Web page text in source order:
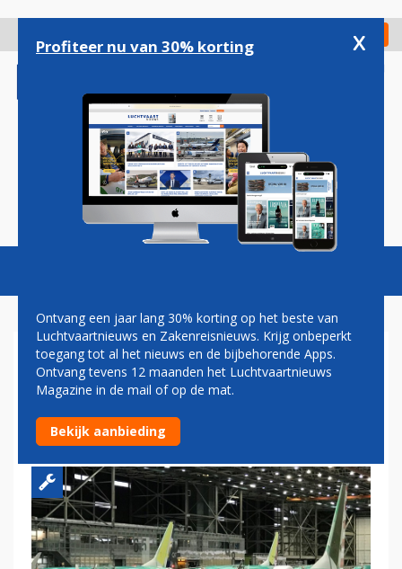
gaan
Check in
Magazine Podcasts Vacatures
'TECHNICI BOEING ONDER
DRUK GEZET BIJ TESTEN
VLIEGTUIGEN'
Profiteer nu van 30% korting x
Ontvang een jaar lang 30% korting op het beste van
Luchtvaartnieuws en Zakenreisnieuws. Krijg onbeperkt
toegang tot al het nieuws en de bijbehorende Apps.
Ontvang tevens 12 maanden het Luchtvaartnieuws
Magazine in de mail of op de mat.
Bekijk aanbieding